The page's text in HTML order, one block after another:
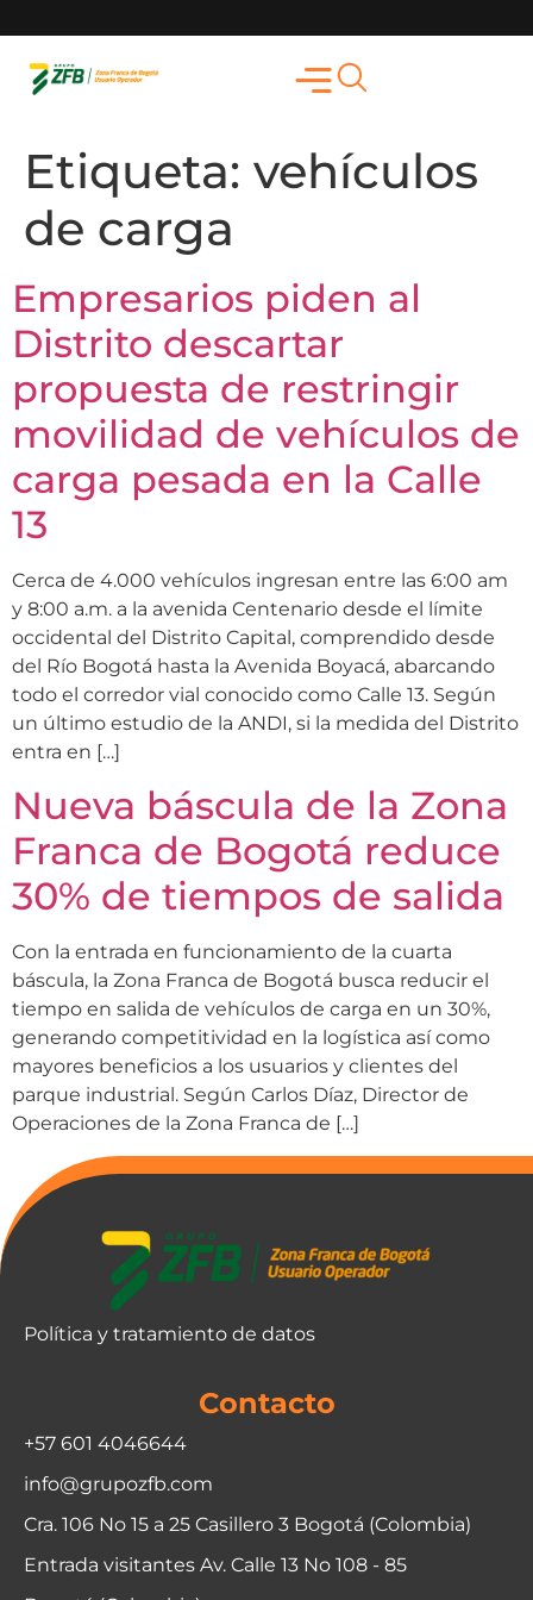
Etiqueta: vehículos
de carga
Empresarios piden al
Distrito descartar
propuesta de restringir
movilidad de vehículos de
carga pesada en la Calle
13
Cerca de 4.000 vehículos ingresan entre las 6:00 am
y 8:00 a.m. a la avenida Centenario desde el límite
occidental del Distrito Capital, comprendido desde
del Río Bogotá hasta la Avenida Boyacá, abarcando
todo el corredor vial conocido como Calle 13. Según
un último estudio de la ANDI, si la medida del Distrito
entra en […]
Nueva báscula de la Zona
Franca de Bogotá reduce
30% de tiempos de salida
Con la entrada en funcionamiento de la cuarta
báscula, la Zona Franca de Bogotá busca reducir el
tiempo en salida de vehículos de carga en un 30%,
generando competitividad en la logística así como
mayores beneficios a los usuarios y clientes del
parque industrial. Según Carlos Díaz, Director de
Operaciones de la Zona Franca de […]
Política y tratamiento de datos
Contacto
+57 601 4046644
info@grupozfb.com
Cra. 106 No 15 a 25 Casillero 3 Bogotá (Colombia)
Entrada visitantes Av. Calle 13 No 108 - 85